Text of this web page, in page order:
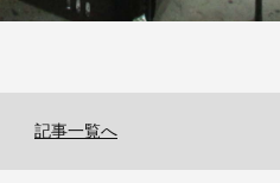
記事一覧へ